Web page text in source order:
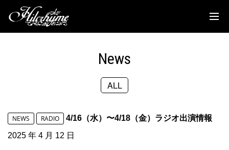
Discography
Biography
News
ALL
NEWS RADIO 4/16（水）〜4/18（金）ラジオ出演情報
2025 年 4 月 12 日